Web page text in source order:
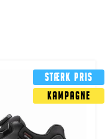
Stærk pris
Kampagne